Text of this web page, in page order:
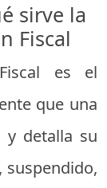
sirve la
Fiscal
es el
que una
y detalla su
suspendido,